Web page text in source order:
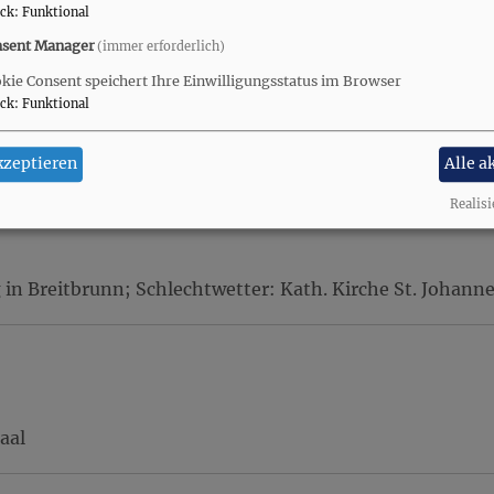
Beziehung" "Männlich, weiblich,
in Breitbrunn; Schlechtwetter: Kath. Kirche St.
: Funktional
Manager(immer erforderlich)
Consent speichert Ihre Einwilligungsstatus im Browser
: Funktional
Alle